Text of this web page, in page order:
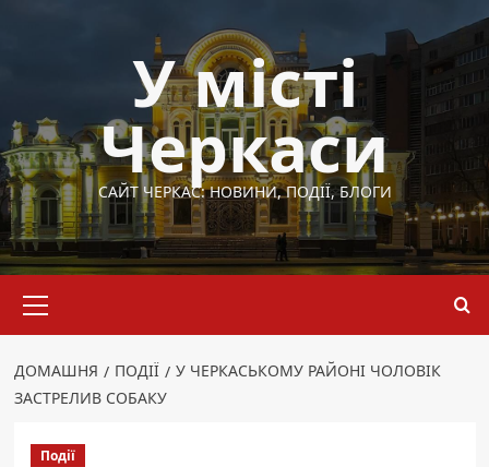
У місті
Черкаси
САЙТ ЧЕРКАС: НОВИНИ, ПОДІЇ, БЛОГИ
меню
ДОМАШНЯ ПОДІЇ
У ЧЕРКАСЬКОМУ РАЙОНІ ЧОЛОВІК
ЗАСТРЕЛИВ СОБАКУ
Події